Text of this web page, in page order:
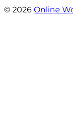
© 2026 Online